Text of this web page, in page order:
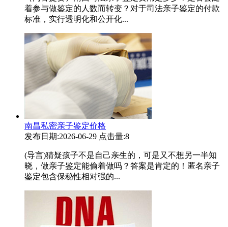
着参与做鉴定的人数而转变？对于司法亲子鉴定的付款
标准，实行透明化和公开化...
南昌私密亲子鉴定价格
发布日期:2026-06-29 点击量:8
(导言)猜疑孩子不是自己亲生的，可是又不想另一半知
晓，做亲子鉴定能偷着做吗？答案是肯定的！匿名亲子
鉴定包含保秘性相对强的...